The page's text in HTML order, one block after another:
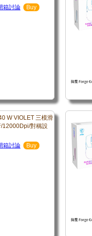
箱討論 Buy
W VIOLET 三模滑
12000Dpi/對稱設
箱討論 Buy